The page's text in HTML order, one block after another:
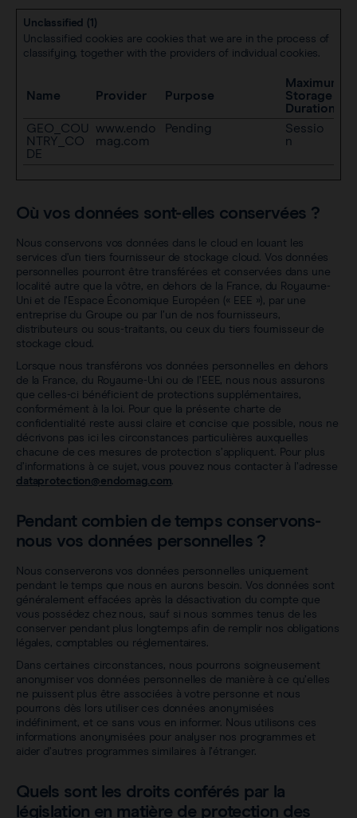
Unclassified (1)
Unclassified cookies are cookies that we are in the process of
classifying, together with the providers of individual cookies.
Name Provider Purpose
Maximum
Storage
Duration
GEO_COU
NTRY_CO
DE
www.endo
mag.com
Pending
Sessio
n
Où vos données sont-elles conservées ?
Nous conservons vos données dans le cloud en louant les
services d’un tiers fournisseur de stockage cloud. Vos données
personnelles pourront être transférées et conservées dans une
localité autre que la vôtre, en dehors de la France, du Royaume-
Uni et de l’Espace Économique Européen (« EEE »), par une
entreprise du Groupe ou par l’un de nos fournisseurs,
distributeurs ou sous-traitants, ou ceux du tiers fournisseur de
stockage cloud.
Lorsque nous transférons vos données personnelles en dehors
de la France, du Royaume-Uni ou de l’EEE, nous nous assurons
que celles-ci bénéficient de protections supplémentaires,
conformément à la loi. Pour que la présente charte de
confidentialité reste aussi claire et concise que possible, nous ne
décrivons pas ici les circonstances particulières auxquelles
chacune de ces mesures de protection s’appliquent. Pour plus
d’informations à ce sujet, vous pouvez nous contacter à l’adresse
dataprotection@endomag.com.
Pendant combien de temps conservons-
nous vos données personnelles ?
Nous conserverons vos données personnelles uniquement
pendant le temps que nous en aurons besoin. Vos données sont
généralement effacées après la désactivation du compte que
vous possédez chez nous, sauf si nous sommes tenus de les
conserver pendant plus longtemps afin de remplir nos obligations
légales, comptables ou réglementaires.
Dans certaines circonstances, nous pourrons soigneusement
anonymiser vos données personnelles de manière à ce qu’elles
ne puissent plus être associées à votre personne et nous
pourrons dès lors utiliser ces données anonymisées
indéfiniment, et ce sans vous en informer. Nous utilisons ces
informations anonymisées pour analyser nos programmes et
aider d’autres programmes similaires à l’étranger.
Quels sont les droits conférés par la
législation en matière de protection des